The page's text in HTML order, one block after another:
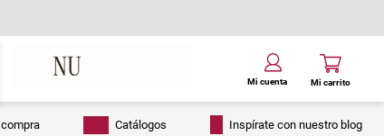
Catálogos Inspírate con nuestro blog